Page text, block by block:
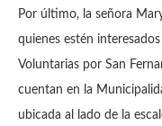
Por último, la señora
quienes estén
Voluntarias por San
cuentan en la
ubicada al lado de la